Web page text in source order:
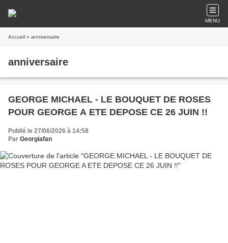
MENU
Accueil » anniversaire
anniversaire
GEORGE MICHAEL - LE BOUQUET DE ROSES
POUR GEORGE A ETE DEPOSE CE 26 JUIN !!
Publié le 27/06/2026 à 14:58
Par Georgiafan